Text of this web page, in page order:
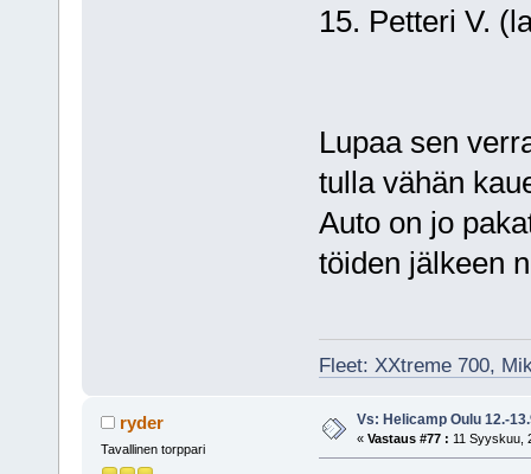
15. Petteri V.
Lupaa sen
tulla vähän
Auto on jo
töiden jälkeen
Fleet: XXtreme 700,
ryder
Tavallinen torppari
Vs: Helicamp Oulu 12.-
« Vastaus #77 : 11 Syyskuu,